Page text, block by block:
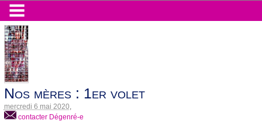
Nos mères : 1er volet
mercredi 6 mai 2020
contacter Dégenré-e